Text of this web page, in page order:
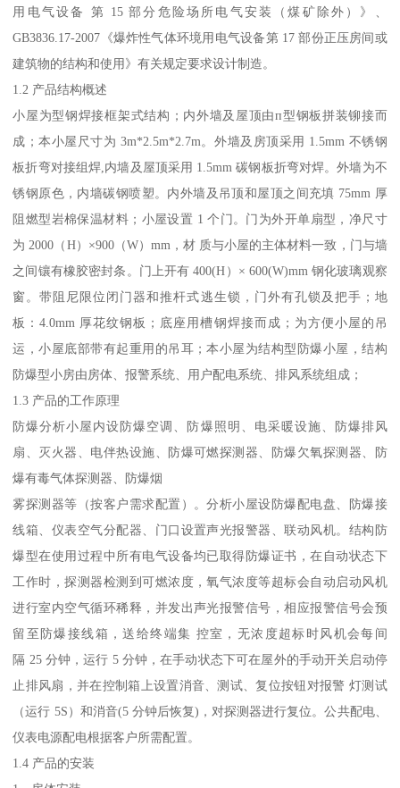
用电气设备 第 15 部分危险场所电气安装（煤矿除外）》、
GB3836.17-2007《爆炸性气体环境用电气设备第 17 部份正压房间或
建筑物的结构和使用》有关规定要求设计制造。
1.2 产品结构概述
小屋为型钢焊接框架式结构；内外墙及屋顶由п型钢板拼装铆接而
成；本小屋尺寸为 3m*2.5m*2.7m。外墙及房顶采用 1.5mm 不锈钢
板折弯对接组焊,内墙及屋顶采用 1.5mm 碳钢板折弯对焊。外墙为不
锈钢原色，内墙碳钢喷塑。内外墙及吊顶和屋顶之间充填 75mm 厚
阻燃型岩棉保温材料；小屋设置 1 个门。门为外开单扇型，净尺寸
为 2000（H）×900（W）mm，材 质与小屋的主体材料一致，门与墙
之间镶有橡胶密封条。门上开有 400(H）× 600(W)mm 钢化玻璃观察
窗。带阻尼限位闭门器和推杆式逃生锁，门外有孔锁及把手；地
板：4.0mm 厚花纹钢板；底座用槽钢焊接而成；为方便小屋的吊
运，小屋底部带有起重用的吊耳；本小屋为结构型防爆小屋，结构
防爆型小房由房体、报警系统、用户配电系统、排风系统组成；
1.3 产品的工作原理
防爆分析小屋内设防爆空调、防爆照明、电采暖设施、防爆排风
扇、灭火器、电伴热设施、防爆可燃探测器、防爆欠氧探测器、防
爆有毒气体探测器、防爆烟
雾探测器等（按客户需求配置）。分析小屋设防爆配电盘、防爆接
线箱、仪表空气分配器、门口设置声光报警器、联动风机。结构防
爆型在使用过程中所有电气设备均已取得防爆证书，在自动状态下
工作时，探测器检测到可燃浓度，氧气浓度等超标会自动启动风机
进行室内空气循环稀释，并发出声光报警信号，相应报警信号会预
留至防爆接线箱，送给终端集 控室，无浓度超标时风机会每间
隔 25 分钟，运行 5 分钟，在手动状态下可在屋外的手动开关启动停
止排风扇，并在控制箱上设置消音、测试、复位按钮对报警 灯测试
（运行 5S）和消音(5 分钟后恢复)，对探测器进行复位。公共配电、
仪表电源配电根据客户所需配置。
1.4 产品的安装